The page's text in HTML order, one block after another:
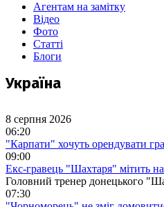
Агентам на замітку
Відео
Фото
Статті
Блоги
Україна
8 серпня 2026
06:20
"Карпати" хочуть орендувати
09:00
Екс-гравець "Шахтаря" мітить
Головний тренер донецького
07:30